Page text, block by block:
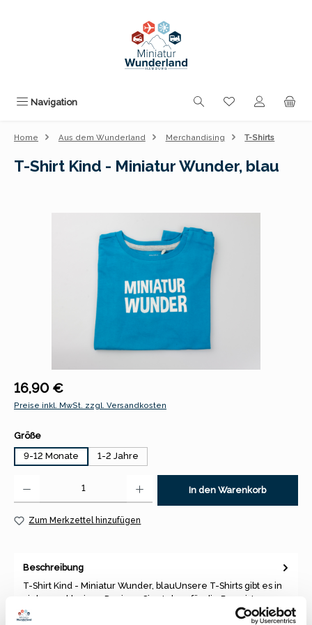
Navigation Du hast 0
Home Aus dem Wunderland Merchandising T-Shirts
T-Shirt Kind - Miniatur Wunder, blau
Regulärer Preis:
16,90 €
Preise inkl. MwSt. zzgl. Versandkosten
Größeauswählen
9-12 Monate
1-2 Jahre
In den Warenkorb
Zum Merkzettel hinzufügen
Beschreibung
T-Shirt Kind - Miniatur Wunder, blauUnsere T-Shirts gibt es in
vielen, exklusiven Designs. Sie stehen für die Begeisterung,…
Mehr